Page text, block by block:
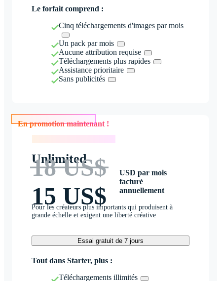
Le forfait comprend :
Cinq téléchargements d'images par mois
Un pack par mois
Aucune attribution requise
Téléchargements plus rapides
Assistance prioritaire
Sans publicités
En promotion maintenant !
Unlimited
18 US$
15 US$
USD par mois
facturé
annuellement
Pour les créateurs plus importants qui produisent à
grande échelle et exigent une liberté créative
Essai gratuit de 7 jours
Tout dans Starter, plus :
Téléchargements illimités